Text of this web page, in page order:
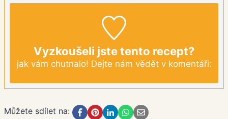
Vyzkoušeli jste tento recept?
jak vám chutnalo! Dejte nám vědět v komentáři:
Můžete sdílet na: